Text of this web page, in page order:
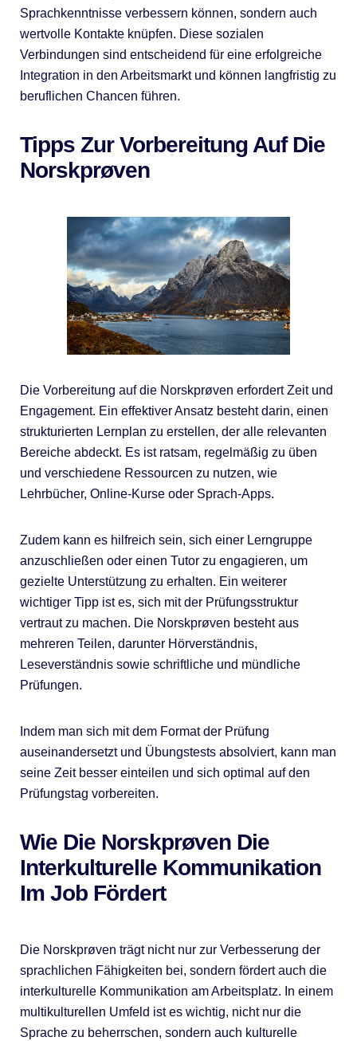
Sprachkenntnisse verbessern können, sondern auch
wertvolle Kontakte knüpfen. Diese sozialen
Verbindungen sind entscheidend für eine erfolgreiche
Integration in den Arbeitsmarkt und können langfristig zu
beruflichen Chancen führen.
Tipps Zur Vorbereitung Auf Die
Norskprøven
Die Vorbereitung auf die Norskprøven erfordert Zeit und
Engagement. Ein effektiver Ansatz besteht darin, einen
strukturierten Lernplan zu erstellen, der alle relevanten
Bereiche abdeckt. Es ist ratsam, regelmäßig zu üben
und verschiedene Ressourcen zu nutzen, wie
Lehrbücher, Online-Kurse oder Sprach-Apps.
Zudem kann es hilfreich sein, sich einer Lerngruppe
anzuschließen oder einen Tutor zu engagieren, um
gezielte Unterstützung zu erhalten. Ein weiterer
wichtiger Tipp ist es, sich mit der Prüfungsstruktur
vertraut zu machen. Die Norskprøven besteht aus
mehreren Teilen, darunter Hörverständnis,
Leseverständnis sowie schriftliche und mündliche
Prüfungen.
Indem man sich mit dem Format der Prüfung
auseinandersetzt und Übungstests absolviert, kann man
seine Zeit besser einteilen und sich optimal auf den
Prüfungstag vorbereiten.
Wie Die Norskprøven Die
Interkulturelle Kommunikation
Im Job Fördert
Die Norskprøven trägt nicht nur zur Verbesserung der
sprachlichen Fähigkeiten bei, sondern fördert auch die
interkulturelle Kommunikation am Arbeitsplatz. In einem
multikulturellen Umfeld ist es wichtig, nicht nur die
Sprache zu beherrschen, sondern auch kulturelle